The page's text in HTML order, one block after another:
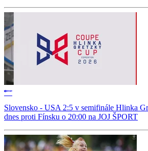
Slovensko - USA 2:5 v semifinále Hlinka
dnes proti Fínsku o 20:00 na JOJ ŠPORT